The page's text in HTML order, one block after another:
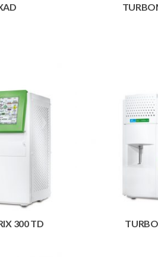
300 TD